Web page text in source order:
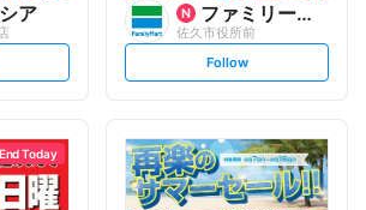
ア ファミリーマート
佐久市役所前
s
t
l
o
w
Follow
End Today